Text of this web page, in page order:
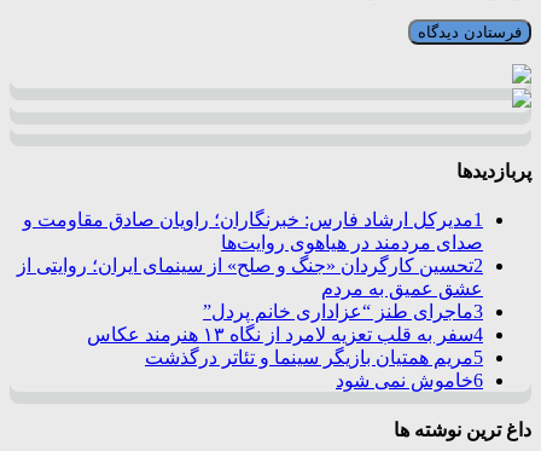
پربازدیدها
1مدیرکل ارشاد فارس: خبرنگاران؛ راویان صادق مقاومت و
صدای مردمند در هیاهوی روایت‌ها
2تحسین کارگردان «جنگ و صلح» از سینمای ایران؛ روایتی از
عشق عمیق به مردم
3ماجرای طنز “عزاداری خانم پردل”
4سفر به قلب تعزیه لامرد از نگاه ۱۳ هنرمند عکاس
5مریم همتیان بازیگر سینما و تئاتر درگذشت
6خاموش نمی شود
داغ ترین نوشته ها